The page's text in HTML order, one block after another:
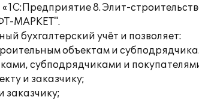
8. Элит-
МАРКЕТ".
бухгалтерский учёт и позволяет:
объектам и
субподрядчиками и
и заказчику;
заказчику;